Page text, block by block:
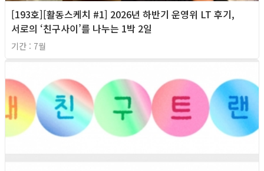
[193호][활동스케치 #1] 2026년 하반기 운영위 LT 후기,
서로의 ‘친구사이’를 나누는 1박 2일
기간 : 7월